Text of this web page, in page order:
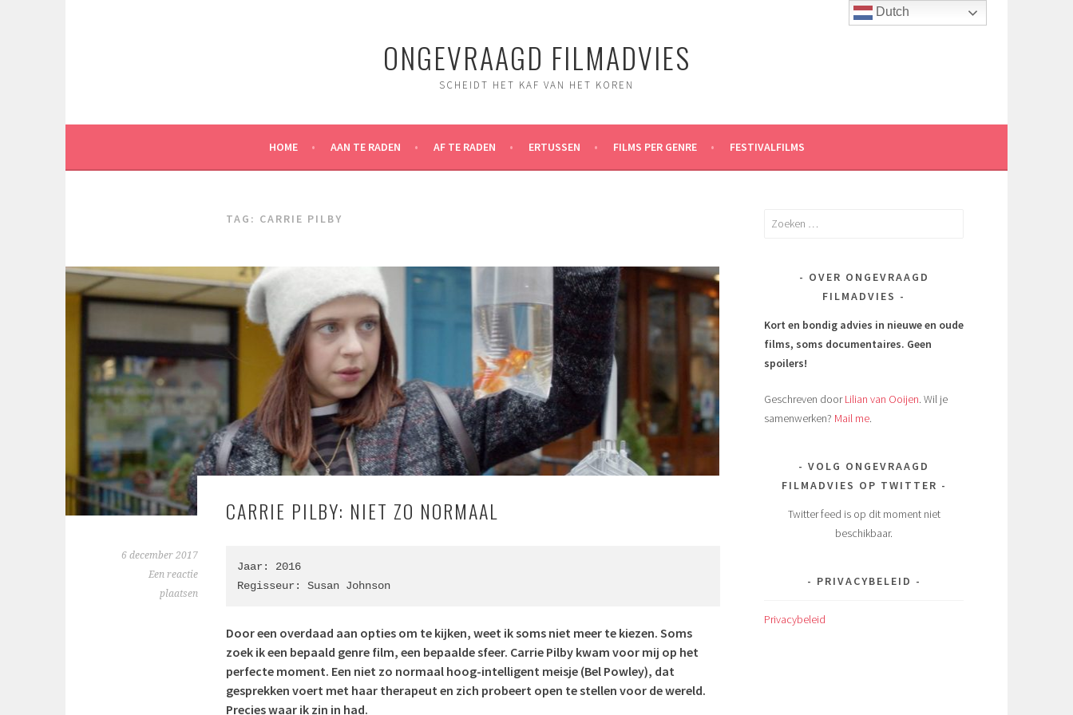
ONGEVRAAGD FILMADVIES
SCHEIDT HET KAF VAN HET KOREN
HOME AAN TE RADEN AF TE RADEN ERTUSSEN FILMS PER GENRE FESTIVALFILMS
TAG: CARRIE PILBY
CARRIE PILBY: NIET ZO NORMAAL
6 december 2017
Een reactie
plaatsen
Jaar: 2016
Regisseur: Susan Johnson
Door een overdaad aan opties om te kijken, weet ik soms niet meer te kiezen. Soms
zoek ik een bepaald genre film, een bepaalde sfeer. Carrie Pilby kwam voor mij op het
perfecte moment. Een niet zo normaal hoog-intelligent meisje (Bel Powley), dat
gesprekken voert met haar therapeut en zich probeert open te stellen voor de wereld.
Precies waar ik zin in had.
Zoeken
OVER ONGEVRAAGD
FILMADVIES
Kort en bondig advies in nieuwe en oude
films, soms documentaires. Geen
spoilers!
Geschreven doorLilian van Ooijen. Wil je
samenwerken? Mail me.
VOLG ONGEVRAAGD
FILMADVIES OP TWITTER
Twitter feed is op dit moment niet
beschikbaar.
PRIVACYBELEID
Privacybeleid
Dutch